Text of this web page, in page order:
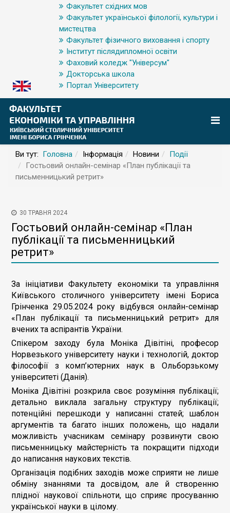
Факультет східних мов
Факультет української філології, культури і
мистецтва
Факультет фізичного виховання і спорту
Інститут післядипломної освіти
Фаховий коледж "Універсум"
Докторська школа
Портал Університету
Ви тут: Головна Інформація Новини
Події
Гостьовий онлайн-семінар «План публікації та
письменницький ретрит»
30 ТРАВНЯ 2024
Гостьовий онлайн-семінар «План
публікації та письменницький
ретрит»
За ініціативи Факультету економіки та управління
Київського столичного університету імені Бориса
Грінченка 29.05.2024 року відбувся онлайн-семінар
«План публікації та письменницький ретрит» для
вчених та аспірантів України.
Спікером заходу була Моніка Дівітіні, професор
Норвезького університету науки і технологій, доктор
філософії з комп’ютерних наук в Ольборзькому
університеті (Данія).
Моніка Дівітіні розкрила своє розуміння публікації;
детально виклала загальну структуру публікації;
потенційні перешкоди у написанні статей; шаблон
аргументів та багато інших положень, що надали
можливість учасникам семінару розвинути свою
письменницьку майстерність та покращити підходи
до написання наукових текстів.
Організація подібних заходів може сприяти не лише
обміну знаннями та досвідом, але й створенню
плідної наукової спільноти, що сприяє просуванню
української науки в цілому.